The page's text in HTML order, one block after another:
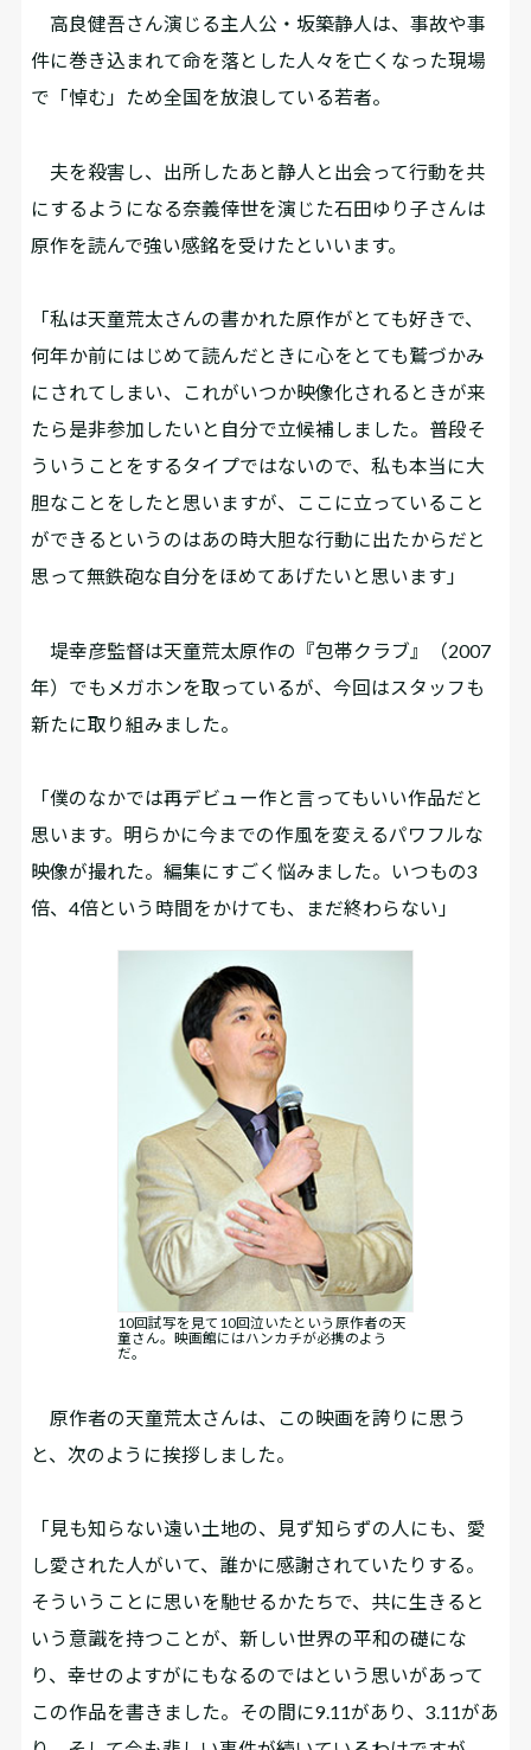
高良健吾さん演じる主人公・坂築静人は、事故や事
件に巻き込まれて命を落とした人々を亡くなった現場
で「悼む」ため全国を放浪している若者。
夫を殺害し、出所したあと静人と出会って行動を共
にするようになる奈義倖世を演じた石田ゆり子さんは
原作を読んで強い感銘を受けたといいます。
「私は天童荒太さんの書かれた原作がとても好きで、
何年か前にはじめて読んだときに心をとても鷲づかみ
にされてしまい、これがいつか映像化されるときが来
たら是非参加したいと自分で立候補しました。普段そ
ういうことをするタイプではないので、私も本当に大
胆なことをしたと思いますが、ここに立っていること
ができるというのはあの時大胆な行動に出たからだと
思って無鉄砲な自分をほめてあげたいと思います」
堤幸彦監督は天童荒太原作の『包帯クラブ』（2007
年）でもメガホンを取っているが、今回はスタッフも
新たに取り組みました。
「僕のなかでは再デビュー作と言ってもいい作品だと
思います。明らかに今までの作風を変えるパワフルな
映像が撮れた。編集にすごく悩みました。いつもの3
倍、4倍という時間をかけても、まだ終わらない」
10回試写を見て10回泣いたという原作者の天
童さん。映画館にはハンカチが必携のよう
だ。
原作者の天童荒太さんは、この映画を誇りに思う
と、次のように挨拶しました。
「見も知らない遠い土地の、見ず知らずの人にも、愛
し愛された人がいて、誰かに感謝されていたりする。
そういうことに思いを馳せるかたちで、共に生きると
いう意識を持つことが、新しい世界の平和の礎にな
り、幸せのよすがにもなるのではという思いがあって
この作品を書きました。その間に9.11があり、3.11があ